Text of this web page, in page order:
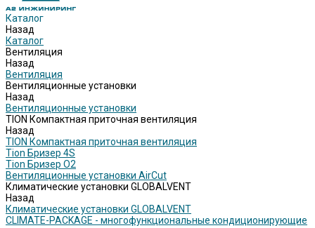
Каталог
Назад
Каталог
Вентиляция
Назад
Вентиляция
Вентиляционные установки
Назад
Вентиляционные установки
TION Компактная приточная вентиляция
Назад
TION Компактная приточная вентиляция
Tion Бризер 4S
Tion Бризер O2
Вентиляционные установки AirCut
Климатические установки GLOBALVENT
Назад
Климатические установки GLOBALVENT
CLIMATE-PACKAGE - многофункциональные кондиционирующие